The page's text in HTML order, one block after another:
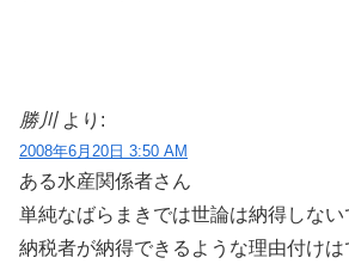
勝川 より:
2008年6月20日 3:50 AM
ある水産関係者さん
単純なばらまきでは世論は納得しない
納税者が納得できるような理由付けは